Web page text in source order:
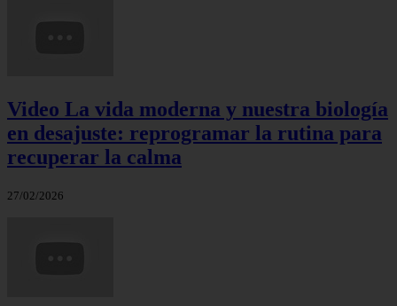
Video La vida moderna y nuestra biología
en desajuste: reprogramar la rutina para
recuperar la calma
27/02/2026